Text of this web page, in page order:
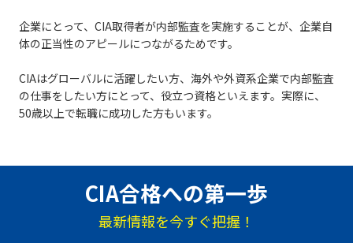
企業にとって、CIA取得者が内部監査を実施することが、企業自
体の正当性のアピールにつながるためです。
CIAはグローバルに活躍したい方、海外や外資系企業で内部監査
の仕事をしたい方にとって、役立つ資格といえます。実際に、
50歳以上で転職に成功した方もいます。
CIA合格への第一歩
最新情報を今すぐ把握！